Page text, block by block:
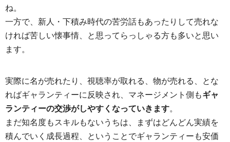
ね。
一方で、新人・下積み時代の苦労話もあったりして売れな
ければ苦しい懐事情、と思ってらっしゃる方も多いと思い
ます。
実際に名が売れたり、視聴率が取れる、物が売れる、とな
ればギャランティーに反映され、マネージメント側もギャ
ランティーの交渉がしやすくなっていきます。
まだ知名度もスキルもないうちは、まずはどんどん実績を
積んでいく成長過程、ということでギャランティーも安価